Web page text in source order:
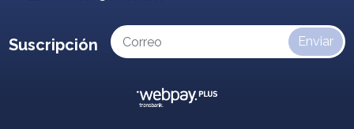
Suscripción Enviar